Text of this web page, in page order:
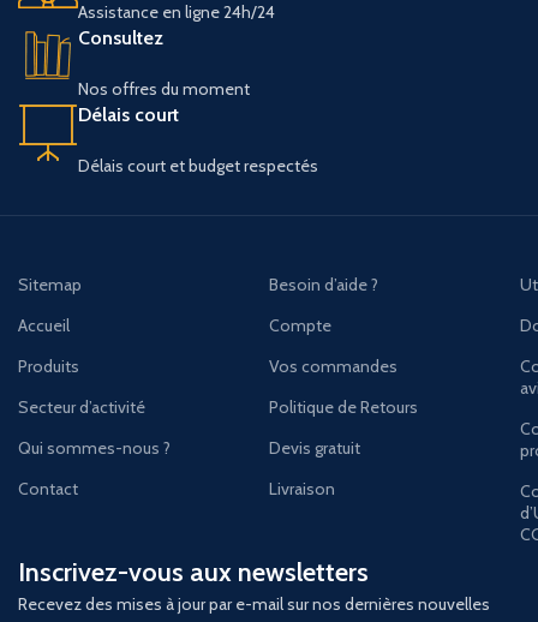
Assistance en ligne 24h/24
Consultez
Nos offres du moment
Délais court
Délais court et budget respectés
Sitemap
Accueil
Produits
Secteur d’activité
Qui sommes-nous ?
Contact
Besoin d’aide ?
Compte
Vos commandes
Politique de Retours
Devis gratuit
Livraison
Inscrivez-vous aux newsletters
Recevez des mises à jour par e-mail sur nos dernières nouvelles